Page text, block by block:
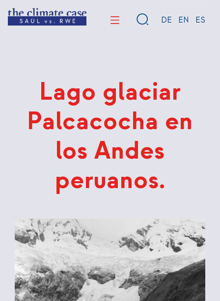
al
DE EN ES
Lago glaciar
Palcacocha en
los Andes
peruanos.